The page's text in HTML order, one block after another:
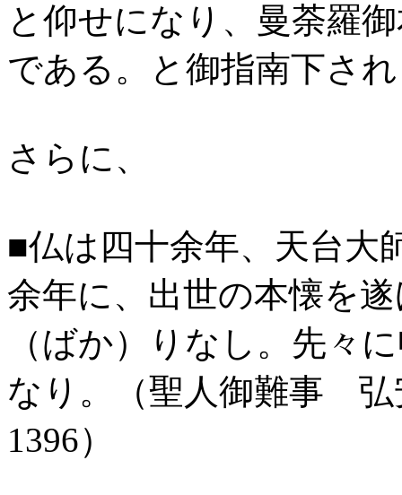
と仰せになり、曼荼羅
である。と御指南下さ
さらに、
■仏は四十余年、天台大
余年に、出世の本懐を
（ばか）りなし。先々
なり。（聖人御難事
1396）